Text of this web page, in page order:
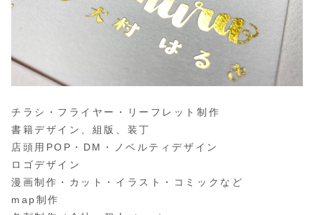
チラシ・フライヤー・リーフレット制作
書籍デザイン、組版、装丁
店頭用POP・DM・ノベルティデザイン
ロゴデザイン
漫画制作・カット・イラスト・コミックなど
map制作